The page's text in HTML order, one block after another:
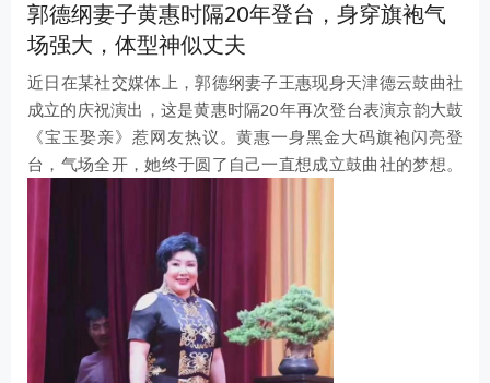
郭德纲妻子黄惠时隔20年登台，身穿旗袍气
场强大，体型神似丈夫
近日在某社交媒体上，郭德纲妻子王惠现身天津德云鼓曲社
成立的庆祝演出，这是黄惠时隔20年再次登台表演京韵大鼓
《宝玉娶亲》惹网友热议。黄惠一身黑金大码旗袍闪亮登
台，气场全开，她终于圆了自己一直想成立鼓曲社的梦想。